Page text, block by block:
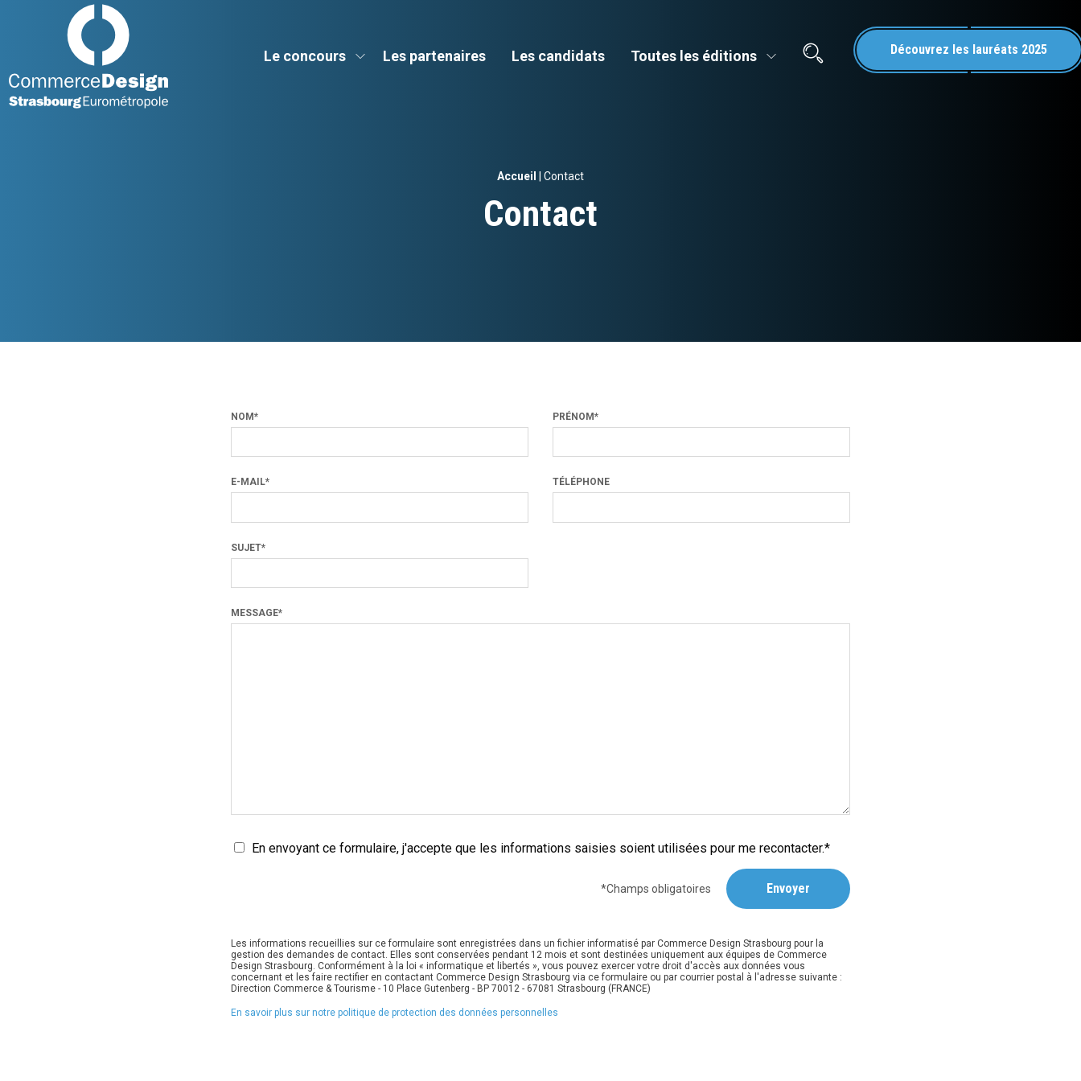
Commerce Design Strasbourg Eurométropole
Le concours Les partenaires Les candidats Toutes les éditions Découvrez les lauréats 2025
Accueil Contact
Contact
NOM* PRÉNOM*
E-MAIL* TÉLÉPHONE
SUJET*
MESSAGE*
En envoyant ce formulaire, j'accepte que les informations saisies soient utilisées pour me recontacter.*
*Champs obligatoires
Les informations recueillies sur ce formulaire sont enregistrées dans un fichier informatisé par Commerce Design Strasbourg pour la
gestion des demandes de contact. Elles sont conservées pendant 12 mois et sont destinées uniquement aux équipes de Commerce
Design Strasbourg. Conformément à la loi « informatique et libertés », vous pouvez exercer votre droit d'accès aux données vous
concernant et les faire rectifier en contactant Commerce Design Strasbourg via ce formulaire ou par courrier postal à l'adresse suivante :
Direction Commerce & Tourisme - 10 Place Gutenberg - BP 70012 - 67081 Strasbourg (FRANCE)
En savoir plus sur notre politique de protection des données personnelles